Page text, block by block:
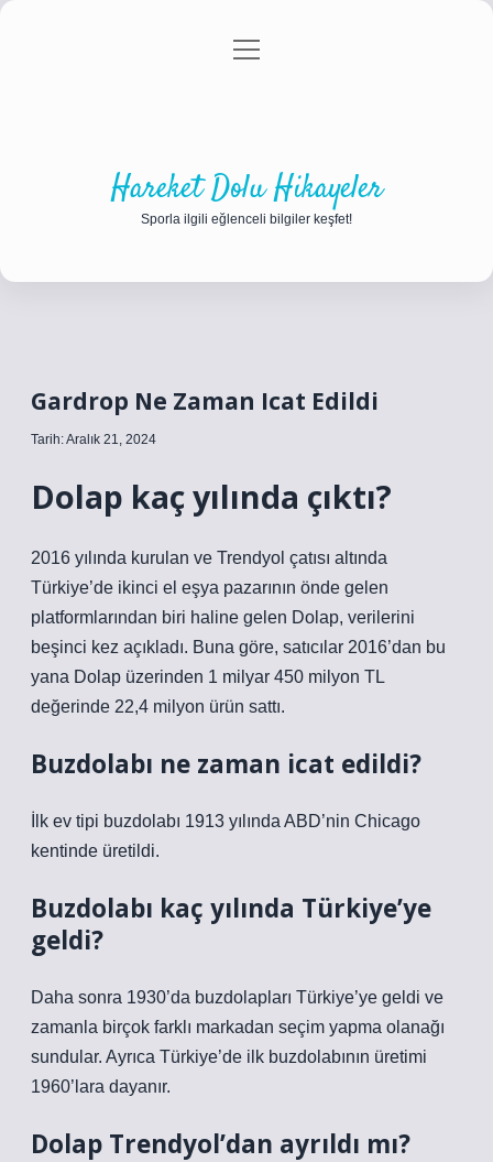
Gizlilik Politikası
menüyü
Hareket Dolu Hikayeler
Sporla ilgili eğlenceli bilgiler keşfet!
Gardrop Ne Zaman Icat Edildi
Tarih: Aralık 21, 2024
Dolap kaç yılında çıktı?
2016 yılında kurulan ve Trendyol çatısı altında
Türkiye’de ikinci el eşya pazarının önde gelen
platformlarından biri haline gelen Dolap, verilerini
beşinci kez açıkladı. Buna göre, satıcılar 2016’dan bu
yana Dolap üzerinden 1 milyar 450 milyon TL
değerinde 22,4 milyon ürün sattı.
Buzdolabı ne zaman icat edildi?
İlk ev tipi buzdolabı 1913 yılında ABD’nin Chicago
kentinde üretildi.
Buzdolabı kaç yılında Türkiye’ye
geldi?
Daha sonra 1930’da buzdolapları Türkiye’ye geldi ve
zamanla birçok farklı markadan seçim yapma olanağı
sundular. Ayrıca Türkiye’de ilk buzdolabının üretimi
1960’lara dayanır.
Dolap Trendyol’dan ayrıldı mı?